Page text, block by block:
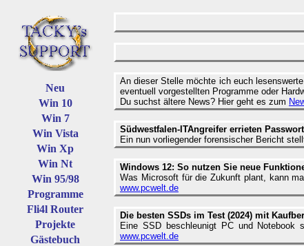
Neu
Win 10
Win 7
Win Vista
Win Xp
Win Nt
Win 95/98
Programme
Fli4l Router
Projekte
Gästebuch
An dieser Stelle möchte ich euch
eventuell vorgestellten Programme oder
Du suchst ältere News? Hier geht es zum
Südwestfalen-ITAngreifer errieten
Ein nun vorliegender forensischer Bericht
Windows 12: So nutzen Sie neue
Was Microsoft für die Zukunft plant, kann
www.pcwelt.de
Die besten SSDs im Test (2024) mit
Eine SSD beschleunigt PC und
www.pcwelt.de